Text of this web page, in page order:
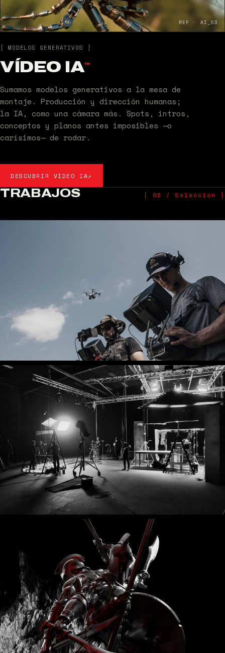
REF · AI_03
[ MODELOS GENERATIVOS ]
VÍDEO IA™
Sumamos modelos generativos a la mesa de
montaje. Producción y dirección humanas;
la IA, como una cámara más. Spots, intros,
conceptos y planos antes imposibles —o
carísimos— de rodar.
DESCUBRIR VÍDEO IA↗
TRABAJOS [ 02 / Selección ]
IDX_01 DRON